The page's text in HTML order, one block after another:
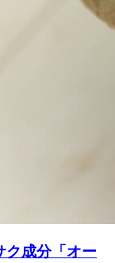
ク成分「オー